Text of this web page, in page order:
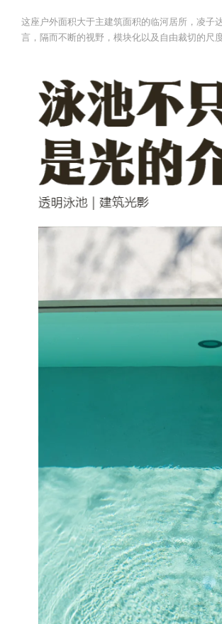
这座户外面积大于主建筑面积的临河居所，凌子
言，隔而不断的视野，模块化以及自由裁切的尺